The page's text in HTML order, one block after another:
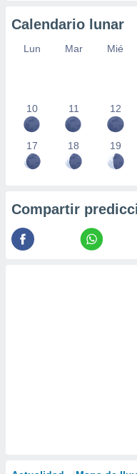
Calendario lunar
Lun Mar Mié
10 11 12
17 18 19
Compartir